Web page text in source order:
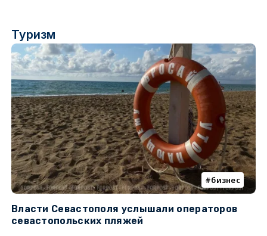
Туризм
бизнес
Власти Севастополя услышали операторов
севастопольских пляжей